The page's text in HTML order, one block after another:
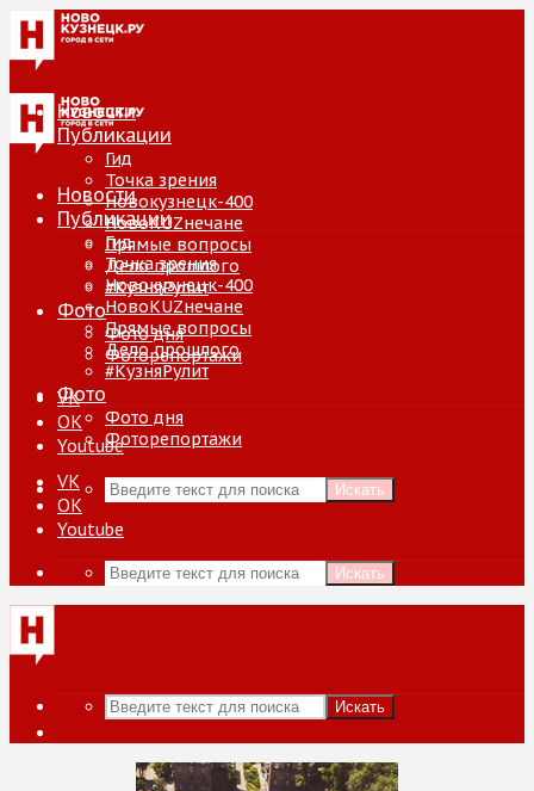
Новости
Публикации
Гид
Точка зрения
Новокузнецк-400
НовоKUZнечане
Прямые вопросы
Дело прошлого
#КузняРулит
Фото
Фото дня
Фоторепортажи
VK
ОК
Youtube
Искать
Новости
Публикации
Гид
Точка зрения
Новокузнецк-400
НовоKUZнечане
Прямые вопросы
Дело прошлого
#КузняРулит
Фото
Фото дня
Фоторепортажи
VK
ОК
Youtube
Искать
Искать